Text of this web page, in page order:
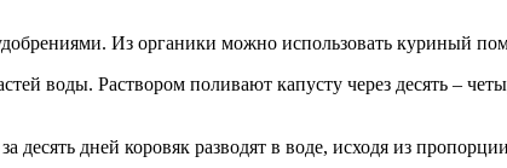
Из органики можно использовать куриный
воды. Раствором поливают капусту через десять –
дней коровяк разводят в воде, исходя из